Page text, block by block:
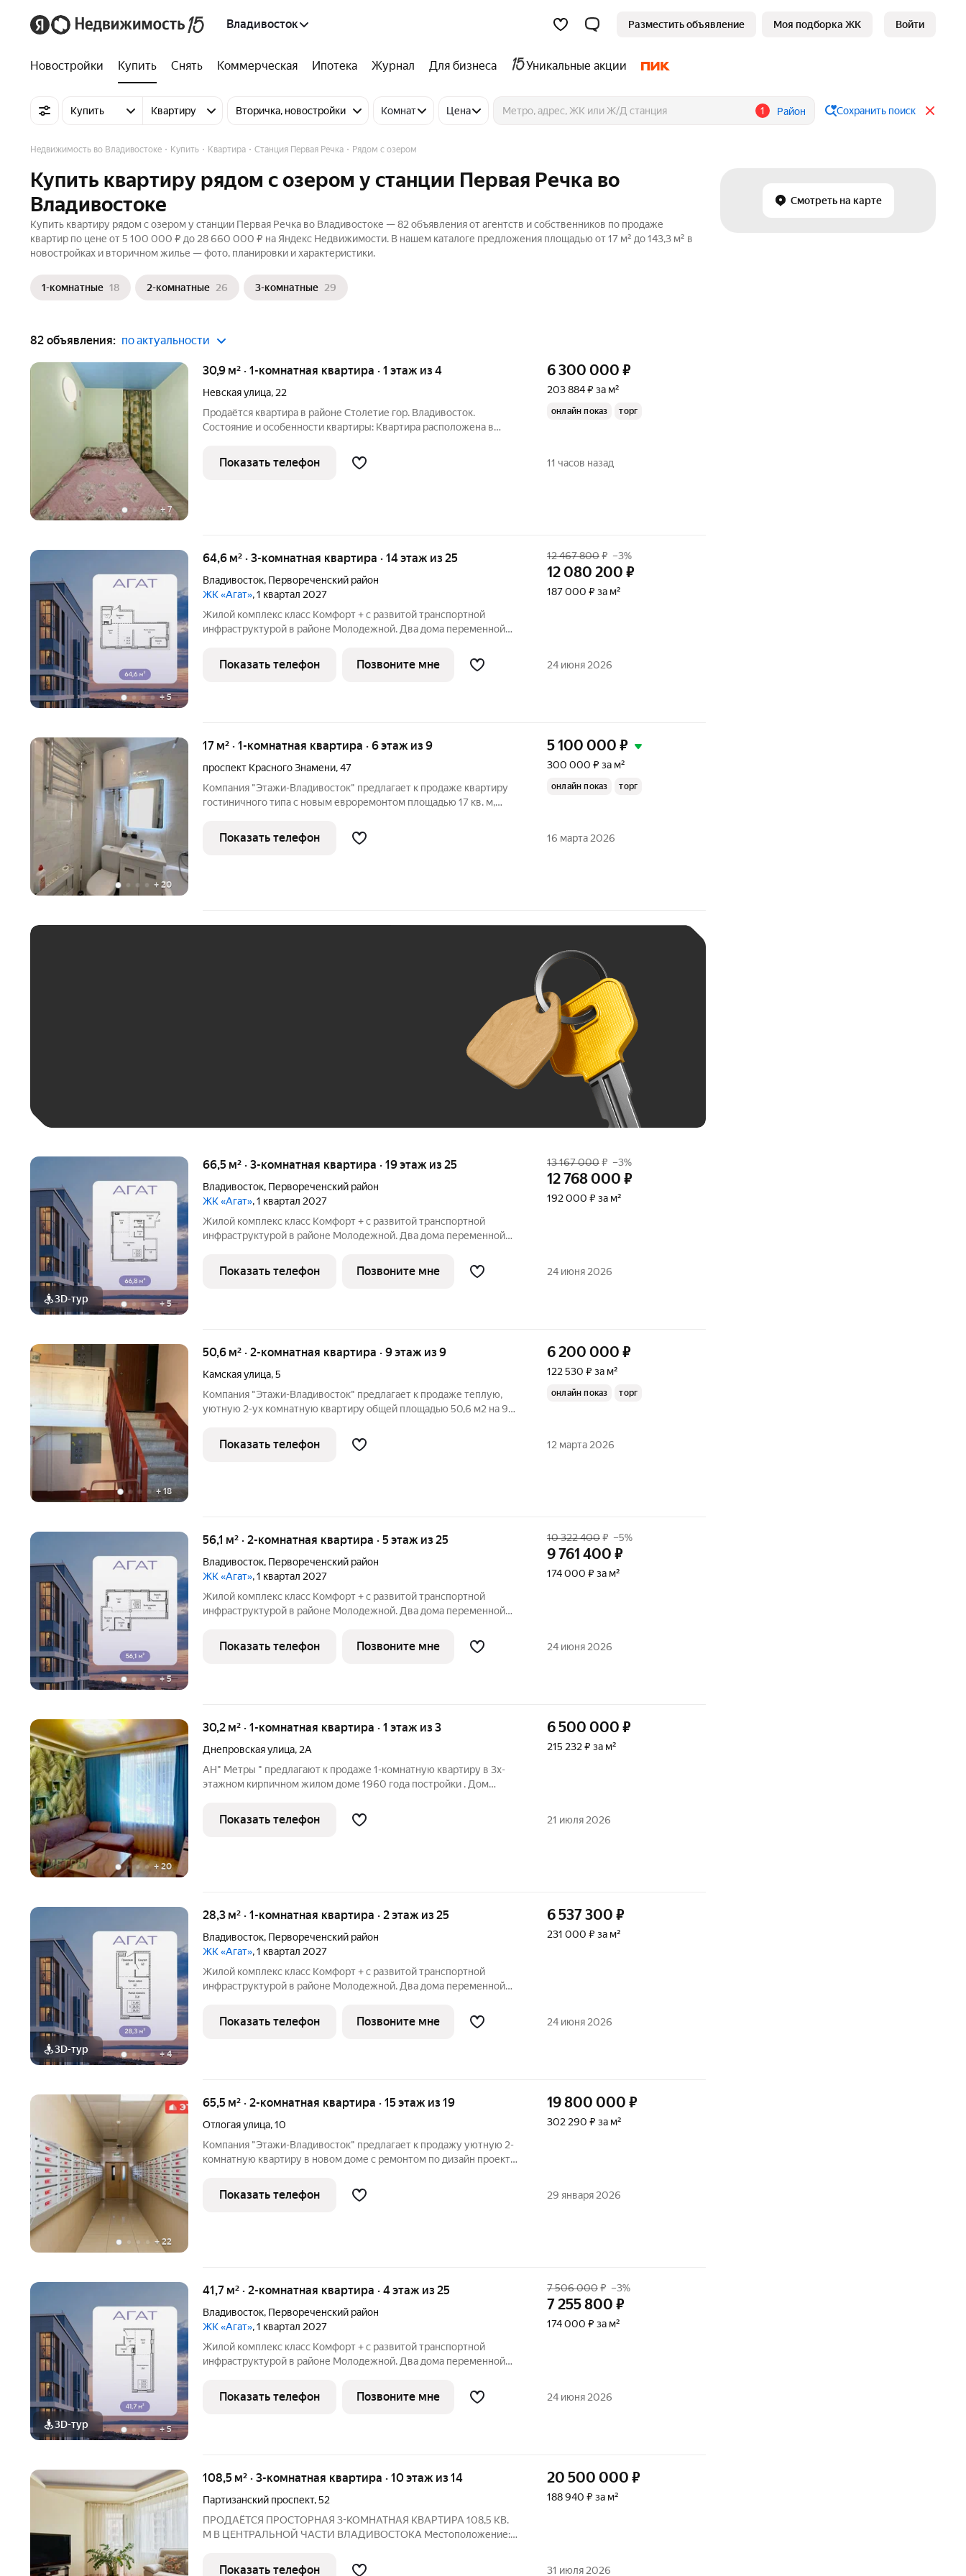
Владивосток Разместить объявление Моя подборка ЖК Войти
Новостройки Купить Снять Коммерческая Ипотека Журнал Для бизнеса Уникальные акции
Купить Квартиру Вторичка, новостройки Комнат Цена 1 Район Сохранить поиск
Смотреть на карте
Недвижимость во Владивостоке Купить Квартира Станция Первая Речка Рядом с озером
Купить квартиру рядом с озером у станции Первая Речка во
Владивостоке
Купить квартиру рядом с озером у станции Первая Речка во Владивостоке — 82 объявления от агентств и собственников по продаже
квартир по цене от 5 100 000 ₽ до 28 660 000 ₽ на Яндекс Недвижимости. В нашем каталоге предложения площадью от 17 м² до 143,3 м² в
новостройках и вторичном жилье — фото, планировки и характеристики.
1-комнатные 18 2-комнатные 26 3-комнатные 29
82 объявления: по актуальности
+7
30,9 м² · 1-комнатная квартира · 1 этаж из 4
Невская улица, 22
Продаётся квартира в районе Столетие гор. Владивосток.
Состояние и особенности квартиры: Квартира расположена в
города. Великолепное расположение и транспортная
доступность, позволяет уехать
6 300 000 ₽
203 884 ₽ за м²
онлайн показ торг
Показать телефон 11 часов назад
+5
64,6 м² · 3-комнатная квартира · 14 этаж из 25
Владивосток, Первореченский район
ЖК «Агат», 1 квартал 2027
Жилой комплекс класс Комфорт + с развитой транспортной
инфраструктурой в районе Молодежной. Два дома переменной
детская и спортивная площадки, двор без машин. Видовая с
панорамным видом на
12 467 800₽ –3%
12 080 200 ₽
187 000 ₽ за м²
Показать телефон Позвоните мне 24 июня 2026
+ 20
17 м² · 1-комнатная квартира · 6 этаж из 9
проспект Красного Знамени,47
Компания "Этажи-Владивосток" предлагает к продаже квартиру
гостиничного типа с новым евроремонтом площадью 17 кв. м,
Владивостоке. Преимущества квартиры: - основательный
евроремонт в
5 100 000 ₽
300 000 ₽ за м²
онлайн показ торг
Показать телефон 16 марта 2026
3D-тур +5
66,5 м² · 3-комнатная квартира · 19 этаж из 25
Владивосток, Первореченский район
ЖК «Агат», 1 квартал 2027
Жилой комплекс класс Комфорт + с развитой транспортной
инфраструктурой в районе Молодежной. Два дома переменной
детская и спортивная площадки, двор без машин. Видовая с
панорамным видом на
13 167 000₽ –3%
12 768 000 ₽
192 000 ₽ за м²
Показать телефон Позвоните мне 24 июня 2026
+18
50,6 м² · 2-комнатная квартира · 9 этаж из 9
Камская улица,5
Компания "Этажи-Владивосток" предлагает к продаже теплую,
уютную 2-ух комнатную квартиру общей площадью 50,6 м2 на 9
15 минутах школа 38,51,52, детский сад № 103, детская
поликлиника № 3
6 200 000 ₽
122 530 ₽ за м²
онлайн показ торг
Показать телефон 12 марта 2026
+5
56,1 м² · 2-комнатная квартира · 5 этаж из 25
Владивосток, Первореченский район
ЖК «Агат», 1 квартал 2027
Жилой комплекс класс Комфорт + с развитой транспортной
инфраструктурой в районе Молодежной. Два дома переменной
детская и спортивная площадки, двор без машин. Видовая с
панорамным видом на
10 322 400₽ –5%
9 761 400 ₽
174 000 ₽ за м²
Показать телефон Позвоните мне 24 июня 2026
+20
30,2 м² · 1-комнатная квартира · 1 этаж из 3
Днепровская улица, 2А
АН" Метры " предлагают к продаже 1-комнатную квартиру в 3х-
этажном кирпичном жилом доме 1960 года постройки . Дом
транспорта "Молодежная" на первом этаже общей площадью 30,2
кв.м . Сторона света
6 500 000 ₽
215 232 ₽ за м²
Показать телефон 21 июля 2026
3D-тур +4
28,3 м² · 1-комнатная квартира · 2 этаж из 25
Владивосток, Первореченский район
ЖК «Агат», 1 квартал 2027
Жилой комплекс класс Комфорт + с развитой транспортной
инфраструктурой в районе Молодежной. Два дома переменной
детская и спортивная площадки, двор без машин. Видовая с
панорамным видом на
6 537 300 ₽
231 000 ₽ за м²
Показать телефон Позвоните мне 24 июня 2026
+22
65,5 м² · 2-комнатная квартира · 15 этаж из 19
Отлогая улица,10
Компания "Этажи-Владивосток" предлагает к продажу уютную 2-
комнатную квартиру в новом доме с ремонтом по дизайн проекту
г. Владивостоке. Преимущества квартиры: - ремонт по
19 800 000 ₽
302 290 ₽ за м²
Показать телефон 29 января 2026
3D-тур +5
41,7 м² · 2-комнатная квартира · 4 этаж из 25
Владивосток, Первореченский район
ЖК «Агат», 1 квартал 2027
Жилой комплекс класс Комфорт + с развитой транспортной
инфраструктурой в районе Молодежной. Два дома переменной
детская и спортивная площадки, двор без машин. Видовая с
панорамным видом на
7 506 000₽ –3%
7 255 800 ₽
174 000 ₽ за м²
Показать телефон Позвоните мне 24 июня 2026
108,5 м² · 3-комнатная квартира · 10 этаж из 14
Партизанский проспект,52
ПРОДАЁТСЯ ПРОСТОРНАЯ 3-КОМНАТНАЯ КВАРТИРА 108,5 КВ.
М В ЦЕНТРАЛЬНОЙ ЧАСТИ ВЛАДИВОСТОКА Местоположение: г.
кв. м Этаж: 10 Квартира с функциональной планировкой: гостиная
20 500 000 ₽
188 940 ₽ за м²
Показать телефон 31 июля 2026